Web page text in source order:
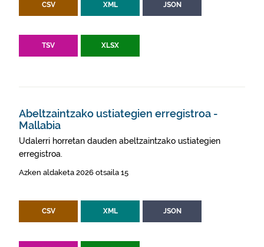
CSV XML JSON
TSV XLSX
Abeltzaintzako ustiategien erregistroa -
Mallabia
Udalerri horretan dauden abeltzaintzako ustiategien
erregistroa.
Azken aldaketa 2026 otsaila 15
CSV XML JSON